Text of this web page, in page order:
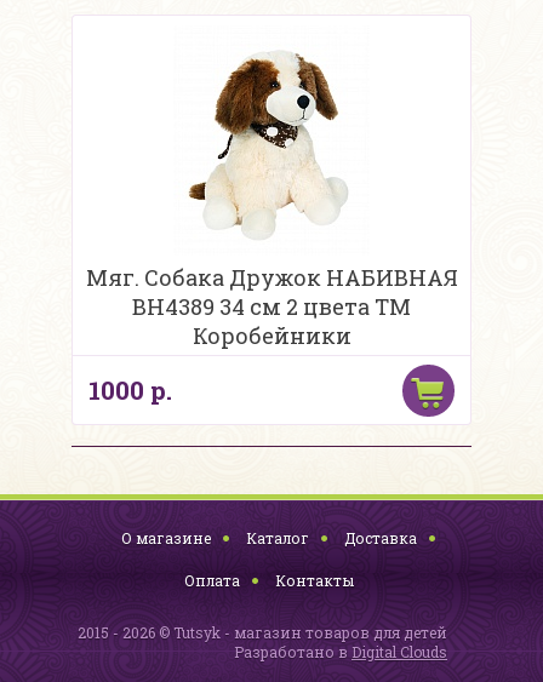
Мяг. Собака Дружок НАБИВНАЯ
BH4389 34 см 2 цвета ТМ
Коробейники
1000 р.
О магазине Каталог Доставка
Оплата Контакты
2015 - 2026 © Tutsyk - магазин товаров для детей
Разработано в Digital Clouds